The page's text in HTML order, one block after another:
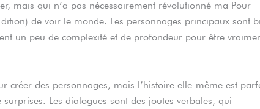
mais qui n’a pas nécessairement révolutionné ma Pour
de voir le monde. Les personnages principaux sont
un peu de complexité et de profondeur pour être
créer des personnages, mais l’histoire elle-même est
Les dialogues sont des joutes verbales, qui